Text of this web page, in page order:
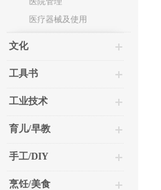
医疗器械及使用
文化
工具书
工业技术
育儿/早教
手工/DIY
烹饪/美食